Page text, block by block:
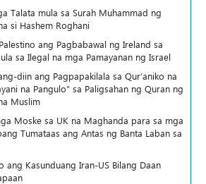
Talata mula sa Surah Muhammad ng
si Hashem Roghani
ang Pagbabawal ng Ireland sa
sa Ilegal na mga Pamayanan ng Israel
diin ang Pagpapakilala sa Qur’aniko na
na Pangulo” sa Paligsahan ng Quran ng
Muslim
Moske sa UK na Maghanda para sa mga
Tumataas ang Antas ng Banta Laban sa
ang Kasunduang Iran-US Bilang Daan